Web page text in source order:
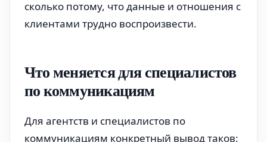
сколько потому, что данные и отношения с
клиентами трудно воспроизвести.
Что меняется для специалистов
по коммуникациям
Для агентств и специалистов по
коммуникациям конкретный вывод таков: